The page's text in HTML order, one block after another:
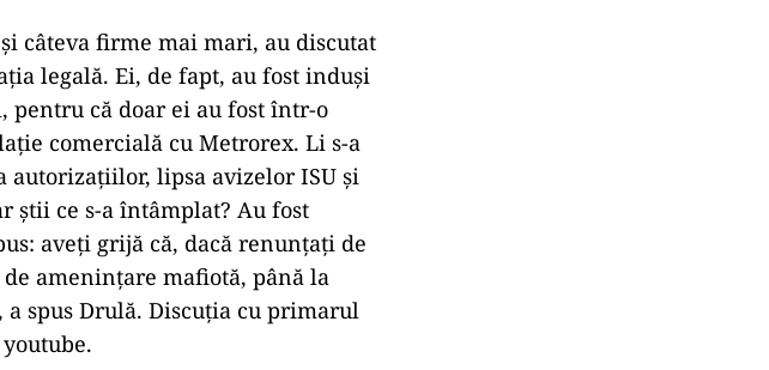
câteva firme mai mari, au discutat
legală. Ei, de fapt, au fost induși
pentru că doar ei au fost într-o
comercială cu Metrorex. Li s-a
lipsa avizelor ISU și
știi ce s-a întâmplat? Au fost
aveți grijă că, dacă renunțați de
amenințare mafiotă, până la
spus Drulă. Discuția cu primarul